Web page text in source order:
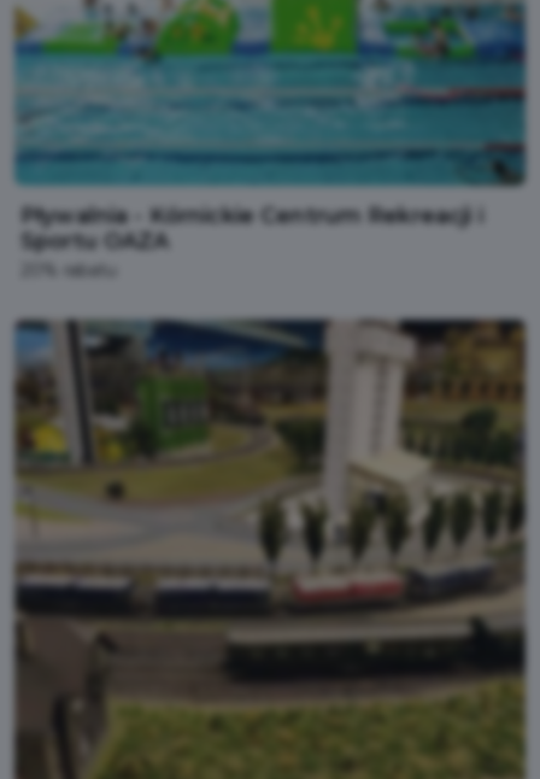
Pływalnia - Kórnickie Centrum Rekreacji i
Sportu OAZA
20% rabatu